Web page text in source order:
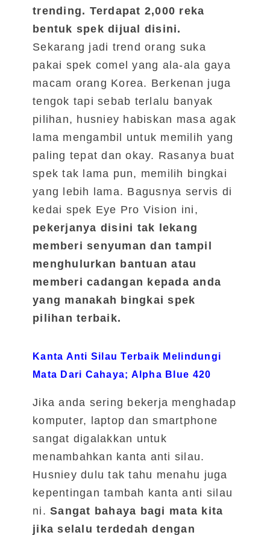
trending. Terdapat 2,000 reka
bentuk spek dijual disini.
Sekarang jadi trend orang suka
pakai spek comel yang ala-ala gaya
macam orang Korea. Berkenan juga
tengok tapi sebab terlalu banyak
pilihan, husniey habiskan masa agak
lama mengambil untuk memilih yang
paling tepat dan okay. Rasanya buat
spek tak lama pun, memilih bingkai
yang lebih lama. Bagusnya servis di
kedai spek Eye Pro Vision ini,
pekerjanya disini tak lekang
memberi senyuman dan tampil
menghulurkan bantuan atau
memberi cadangan kepada anda
yang manakah bingkai spek
pilihan terbaik.
Kanta Anti Silau Terbaik Melindungi
Mata Dari Cahaya; Alpha Blue 420
Jika anda sering bekerja menghadap
komputer, laptop dan smartphone
sangat digalakkan untuk
menambahkan kanta anti silau.
Husniey dulu tak tahu menahu juga
kepentingan tambah kanta anti silau
ni.Sangat bahaya bagi mata kita
jika selalu terdedah dengan